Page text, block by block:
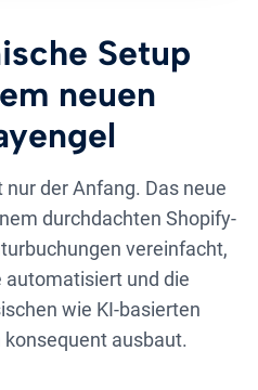
Setup
neuen
nur der Anfang. Das neue
durchdachten Shopify-
vereinfacht,
automatisiert und die
wie KI-basierten
ausbaut.